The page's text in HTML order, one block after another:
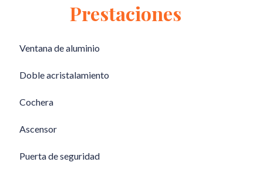
Prestaciones
Ventana de aluminio
Doble acristalamiento
Cochera
Ascensor
Puerta de seguridad